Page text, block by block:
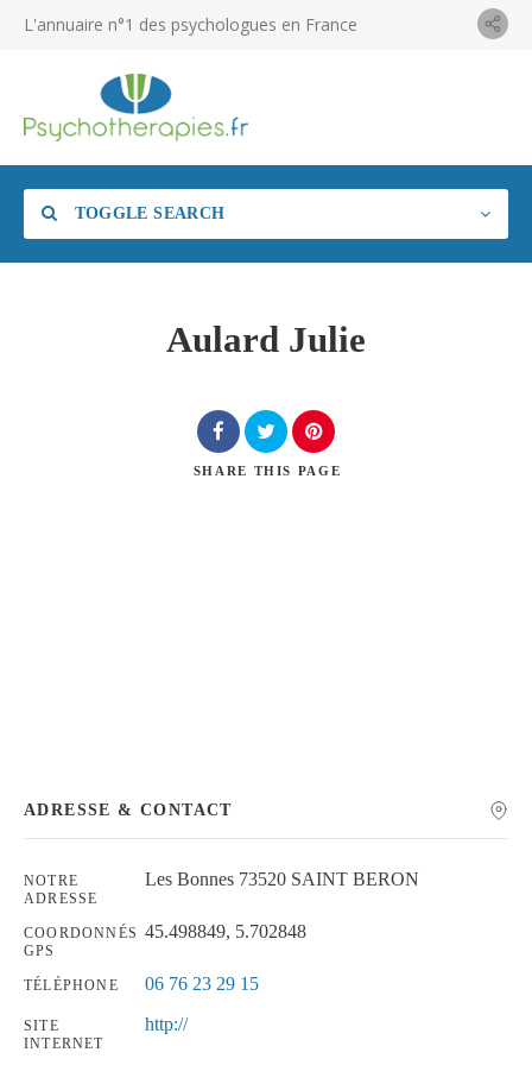
L'annuaire n°1 des psychologues en France
TOGGLE SEARCH
Aulard Julie
SHARE THIS PAGE
ADRESSE & CONTACT
NOTRE
ADRESSE
Les Bonnes 73520 SAINT BERON
COORDONNÉS
GPS
45.498849, 5.702848
TÉLÉPHONE 06 76 23 29 15
SITE
INTERNET
http://